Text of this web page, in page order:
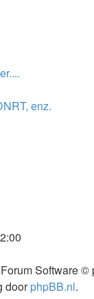
enz.
Software ©
doorphpBB.nl.